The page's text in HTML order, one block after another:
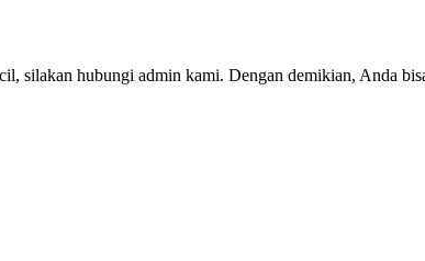
silakan hubungi admin kami. Dengan demikian, Anda